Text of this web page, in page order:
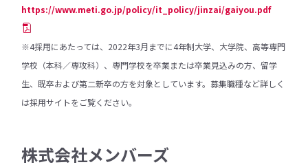
https://www.meti.go.jp/policy/it_policy/jinzai/gaiyou.pdf
※4採用にあたっては、2022年3月までに4年制大学、大学院、高等専門
学校（本科／専攻科）、専門学校を卒業または卒業見込みの方、留学
生、既卒および第二新卒の方を対象としています。募集職種など詳しく
は採用サイトをご覧ください。
株式会社メンバーズ